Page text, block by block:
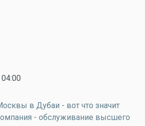
в Дубаи - вот что значит
- обслуживание высшего